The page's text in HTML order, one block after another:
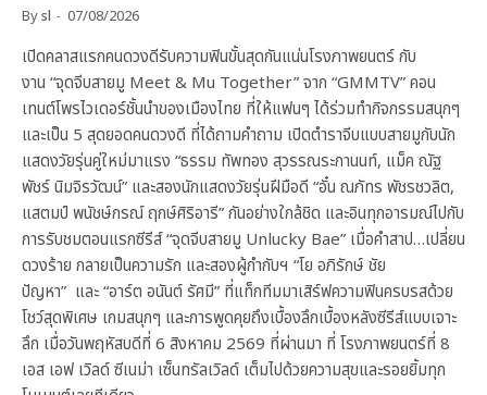
Bysl 07/08/2026
เปิดคลาสแรกคนดวงดีรับความฟินขั้นสุดกันแน่นโรงภาพยนตร์ กับ
งาน “จุดจีบสายมู Meet & Mu Together” จาก “GMMTV” คอน
เทนต์โพรไวเดอร์ชั้นนำของเมืองไทย ที่ให้แฟนๆ ได้ร่วมทำกิจกรรมสนุกๆ
และเป็น 5 สุดยอดคนดวงดี ที่ได้ถามคำถาม เปิดตำราจีบแบบสายมูกับนัก
แสดงวัยรุ่นคู่ใหม่มาแรง “ธรรม ทัพทอง สุวรรณระกานนท์, แม็ค ณัฐ
พัชร์ นิมจิรวัฒน์” และสองนักแสดงวัยรุ่นฝีมือดี “อั๋น ณภัทร พัชรชวลิต,
แสตมป์ พนัชษ์กรณ์ ฤกษ์ศิริอารี” กันอย่างใกล้ชิด และอินทุกอารมณ์ไปกับ
การรับชมตอนแรกซีรีส์ “จุดจีบสายมู Unlucky Bae” เมื่อคำสาป…เปลี่ยน
ดวงร้าย กลายเป็นความรัก และสองผู้กำกับฯ “โย อภิรักษ์ ชัย
ปัญหา” และ “อาร์ต อนันต์ รัศมี” ที่แท็กทีมมาเสิร์ฟความฟินครบรสด้วย
โชว์สุดพิเศษ เกมสนุกๆ และการพูดคุยถึงเบื้องลึกเบื้องหลังซีรีส์แบบเจาะ
ลึก เมื่อวันพฤหัสบดีที่ 6 สิงหาคม 2569 ที่ผ่านมา ที่ โรงภาพยนตร์ที่ 8
เอส เอฟ เวิลด์ ซีเนม่า เซ็นทรัลเวิลด์ เต็มไปด้วยความสุขและรอยยิ้มทุก